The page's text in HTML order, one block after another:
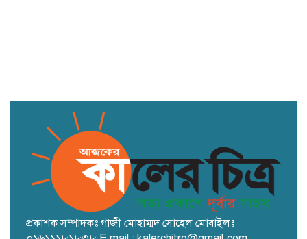
প্রকাশক সম্পাদকঃ গাজী মোহাম্মদ সোহেল মোবাইলঃ